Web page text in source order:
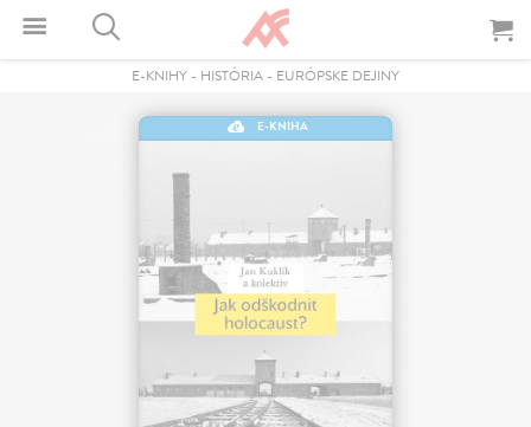
E-KNIHY - HISTÓRIA - EURÓPSKE DEJINY
E-KNIHA